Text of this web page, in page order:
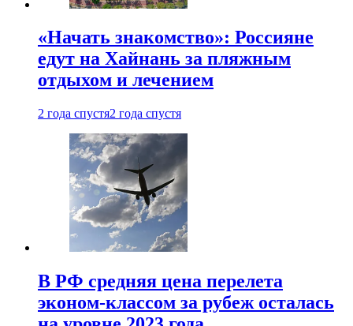
«Начать знакомство»: Россияне
едут на Хайнань за пляжным
отдыхом и лечением
2 года спустя2 года спустя
В РФ средняя цена перелета
эконом-классом за рубеж осталась